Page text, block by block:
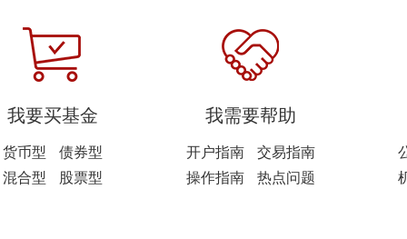
我要买基金
货币型
债券型
混合型
股票型
我需要帮助
开户指南
交易指南
操作指南
热点问题